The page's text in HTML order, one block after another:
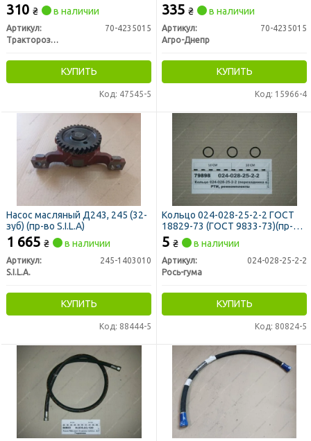
310 ₴ в наличии
Артикул:
70-4235015
Тракторозапчасть г. Ромны
КУПИТЬ
Код: 47545-5
335 ₴ в наличии
Артикул:
70-4235015
Агро-Днепр
КУПИТЬ
Код: 15966-4
Насос масляный Д243, 245 (32-
зуб) (пр-во S.I.L.A)
1 665 ₴ в наличии
Артикул:
245-1403010
S.I.L.A.
КУПИТЬ
Код: 88444-5
Кольцо 024-028-25-2-2 ГОСТ
18829-73 (ГОСТ 9833-73)(пр-во
Украина)
5 ₴ в наличии
Артикул:
024-028-25-2-2
Рось-гума
КУПИТЬ
Код: 80824-5